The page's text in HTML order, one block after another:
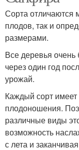
Сорта отличаются
плодов, так и
размерами.
Все деревья
через один год
урожай.
Каждый сорт
плодоношения.
различные виды
возможность
с лета и